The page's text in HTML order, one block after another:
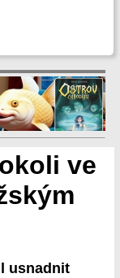
ve
usnadnit